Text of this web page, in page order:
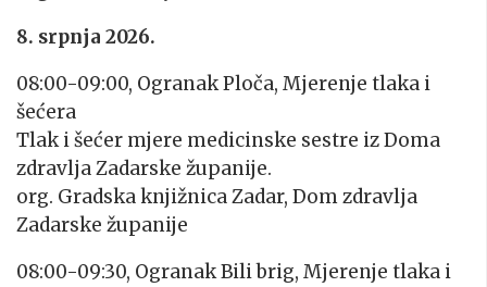
8. srpnja 2026.
08:00-09:00, Ogranak Ploča, Mjerenje tlaka i
šećera
Tlak i šećer mjere medicinske sestre iz Doma
zdravlja Zadarske županije.
org. Gradska knjižnica Zadar, Dom zdravlja
Zadarske županije
08:00-09:30, Ogranak Bili brig, Mjerenje tlaka i